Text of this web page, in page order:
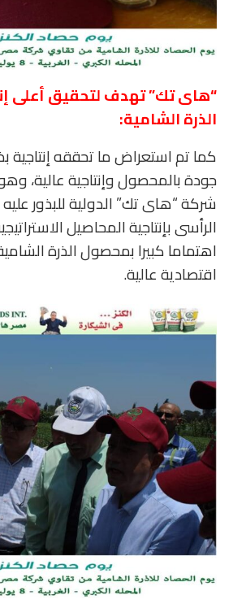
“هاى تك” تهدف لتحقيق أعلى
الذرة الشامية:
كما تم استعراض ما تحققه
جودة بالمحصول وإنتاجية عالية،
شركة “هاى تك” الدولية للبذور
الرأسى بإنتاجية المحاصيل
اهتماما كبيرا بمحصول الذرة
اقتصادية عالية.